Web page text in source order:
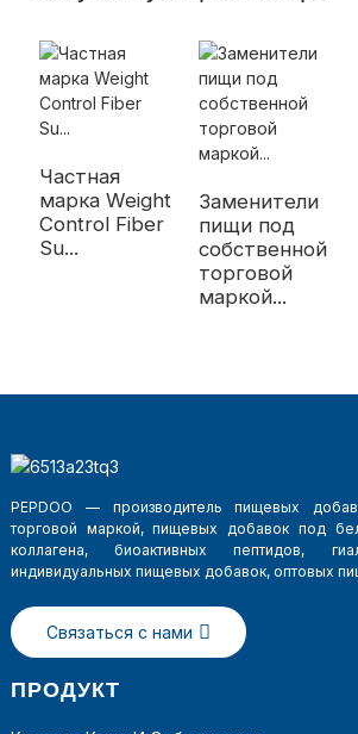
Частная
марка Weight
Control Fiber
Su...
Заменители
пищи под
собственной
торговой
маркой...
PEPDOO — производитель пищевых
торговой маркой, пищевых добавок под
коллагена, биоактивных пептидов,
индивидуальных пищевых добавок, оптовых
Связаться с нами
ПРОДУКТ